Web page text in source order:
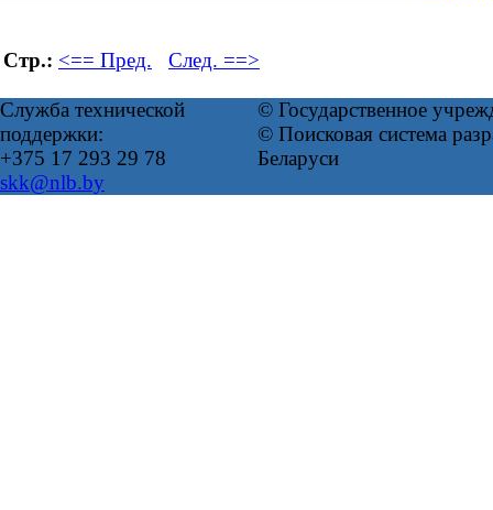
Стр.: <== Пред. След. ==>
Служба технической
поддержки:
+375 17 293 29 78
skk@nlb.by
© Государственное
© Поисковая система
Беларуси